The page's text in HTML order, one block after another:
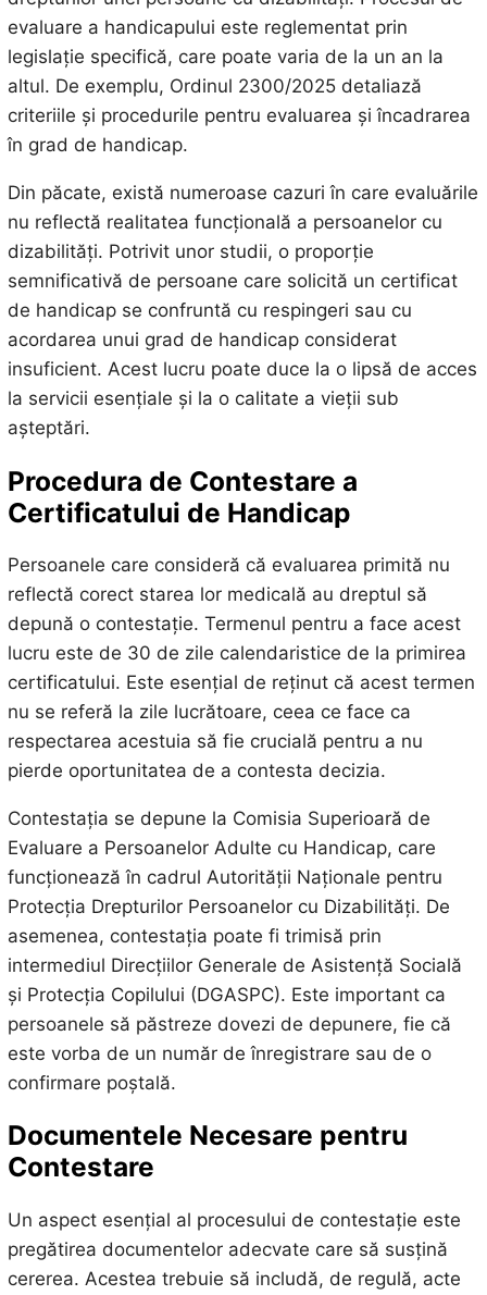
evaluare a handicapului este reglementat prin
legislație specifică, care poate varia de la un an la
altul. De exemplu, Ordinul 2300/2025 detaliază
criteriile și procedurile pentru evaluarea și încadrarea
în grad de handicap.
Din păcate, există numeroase cazuri în care evaluările
nu reflectă realitatea funcțională a persoanelor cu
dizabilități. Potrivit unor studii, o proporție
semnificativă de persoane care solicită un certificat
de handicap se confruntă cu respingeri sau cu
acordarea unui grad de handicap considerat
insuficient. Acest lucru poate duce la o lipsă de acces
la servicii esențiale și la o calitate a vieții sub
așteptări.
Procedura de Contestare a
Certificatului de Handicap
Persoanele care consideră că evaluarea primită nu
reflectă corect starea lor medicală au dreptul să
depună o contestație. Termenul pentru a face acest
lucru este de 30 de zile calendaristice de la primirea
certificatului. Este esențial de reținut că acest termen
nu se referă la zile lucrătoare, ceea ce face ca
respectarea acestuia să fie crucială pentru a nu
pierde oportunitatea de a contesta decizia.
Contestația se depune la Comisia Superioară de
Evaluare a Persoanelor Adulte cu Handicap, care
funcționează în cadrul Autorității Naționale pentru
Protecția Drepturilor Persoanelor cu Dizabilități. De
asemenea, contestația poate fi trimisă prin
intermediul Direcțiilor Generale de Asistență Socială
și Protecția Copilului (DGASPC). Este important ca
persoanele să păstreze dovezi de depunere, fie că
este vorba de un număr de înregistrare sau de o
confirmare poștală.
Documentele Necesare pentru
Contestare
Un aspect esențial al procesului de contestație este
pregătirea documentelor adecvate care să susțină
cererea. Acestea trebuie să includă, de regulă, acte